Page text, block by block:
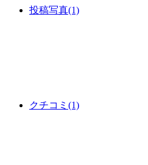
投稿写真(1)
クチコミ (1)